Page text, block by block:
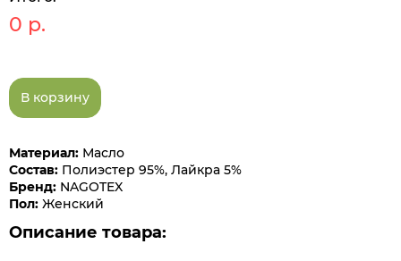
0 р.
В корзину
Материал: Масло
Состав: Полиэстер 95%, Лайкра 5%
Бренд: NAGOTEX
Пол: Женский
Описание товара: